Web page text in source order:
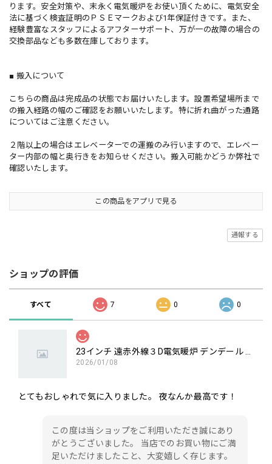
ります。安全対策や、末永く電気暖炉をお使い頂くために、電気安全
法に基づく検査証明のＰＳＥマークおよび1年保証付きです。また、
経験豊富なスタッフによるアフターサポート、万が一の故障の場合の
交換部品なども多数在庫しております。
■ 搬入について
こちらの商品は完成品の状態でお届けいたします。設置希望場所まで
の搬入経路の幅のご確認をお願いいたします。特に折れ曲がった通路
についてはご注意ください。
２階以上の場合はエレベーターでの運搬のみ行いますので、エレベー
ター内部の幅と奥行きをお知らせください。搬入可能かどうか弊社で
確認いたします。
この商品をアプリで見る
通報する
ショップの評価
すべて 7 0 0
2026/01/08
とてもおしゃれで気に入りました。 夜なんか最高です！
この度は当ショップをご利用いただき誠にあり
がとうございました。 当店でのお買い物にご満
足いただけましたこと、大変嬉しく存じます。